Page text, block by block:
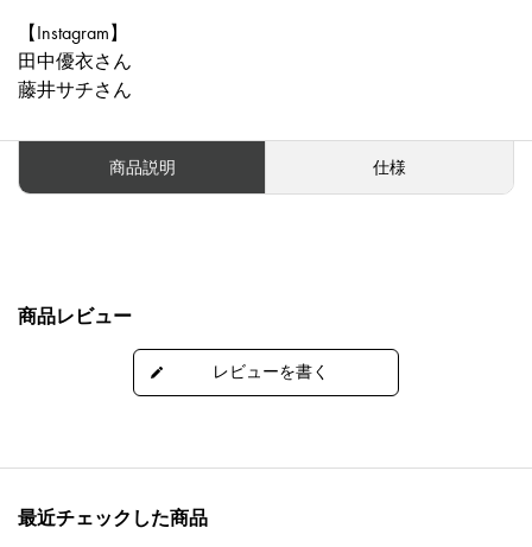
【Instagram】
田中優衣さん
藤井サチさん
商品説明 仕様
商品レビュー
最近チェックした商品